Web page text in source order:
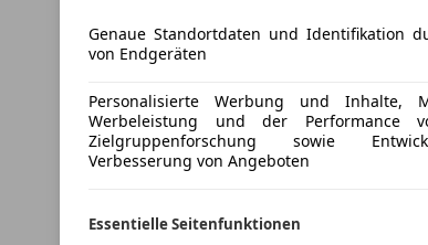
Genaue Standortdaten und Identifikation
von Endgeräten
Personalisierte Werbung und Inhalte,
Werbeleistung und der Performance
Zielgruppenforschung sowie
Verbesserung von Angeboten
Essentielle Seitenfunktionen